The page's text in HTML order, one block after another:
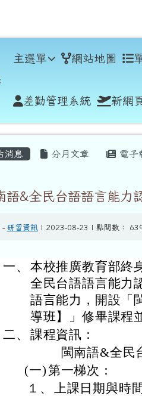
小學
主選單 網站地圖
差勤管理系統 新網
區域
息 分月文章 電子
語&全民台語語言能力
- 研習資訊| 2023-08-23 | 點閱數：
一、 本校推廣教育部終
全民台語語言能力
語言能力，開設「
導班】」修畢課程
二、 課程資訊：
閩南語&全民
(一)第一梯次：
１、 上課日期與時